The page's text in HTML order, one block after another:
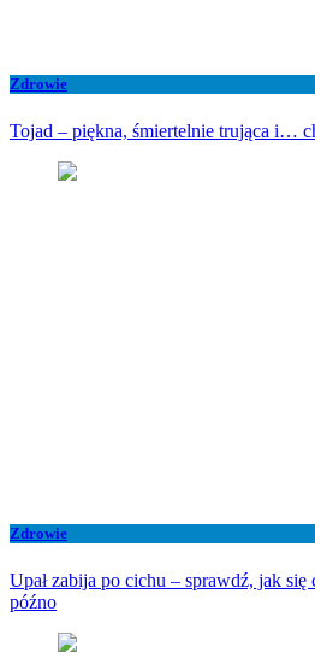
Zdrowie
Tojad – piękna, śmiertelnie trująca i…
Zdrowie
Upał zabija po cichu – sprawdź, jak się
późno